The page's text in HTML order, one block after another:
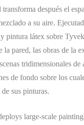
después el
a su aire.
pintura látex sobre
la pared, las obras de la
tridimensionales de
de fondo sobre los
sus pinturas.
large-scale